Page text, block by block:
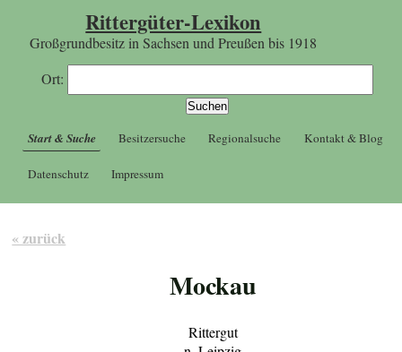
Rittergüter-Lexikon
Großgrundbesitz in Sachsen und Preußen bis 1918
Ort:
Start & Suche Besitzersuche Regionalsuche Kontakt & Blog
Datenschutz Impressum
« zurück
Mockau
Rittergut